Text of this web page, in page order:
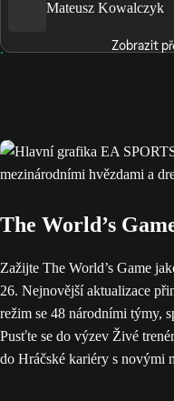
Mateusz Kowalczyk
Zobrazit
The World’s
Zažijte The World’s Game
26. Nejnovější aktualizace
režim se 48 národními týmy,
Pusťte se do výzev Živé
do Hráčské kariéry s